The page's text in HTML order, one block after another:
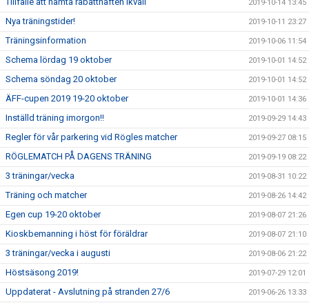
2019-10-14 13:45
Nya träningstider! 2019-10-11 23:27
Träningsinformation 2019-10-06 11:54
Schema lördag 19 oktober 2019-10-01 14:52
Schema söndag 20 oktober 2019-10-01 14:52
ÄFF-cupen 2019 19-20 oktober 2019-10-01 14:36
Inställd träning imorgon!! 2019-09-29 14:43
Regler för vår parkering vid Rögles matcher 2019-09-27 08:15
RÖGLEMATCH PÅ DAGENS TRÄNING 2019-09-19 08:22
3 träningar/vecka 2019-08-31 10:22
Träning och matcher 2019-08-26 14:42
Egen cup 19-20 oktober 2019-08-07 21:26
Kioskbemanning i höst för föräldrar 2019-08-07 21:10
3 träningar/vecka i augusti 2019-08-06 21:22
Höstsäsong 2019! 2019-07-29 12:01
Uppdaterat - Avslutning på stranden 27/6 2019-06-26 13:33